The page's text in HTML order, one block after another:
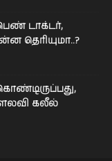
டாக்டர்,
தெரியுமா..?
கலீல்